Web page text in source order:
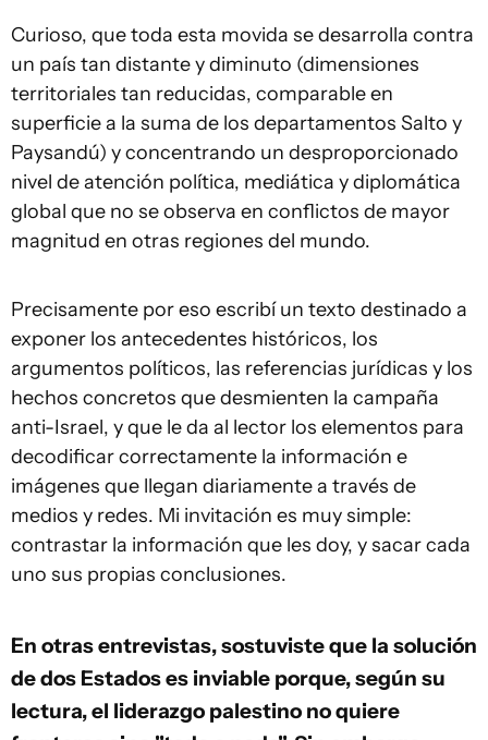
Curioso, que toda esta movida se desarrolla contra
un país tan distante y diminuto (dimensiones
territoriales tan reducidas, comparable en
superficie a la suma de los departamentos Salto y
Paysandú) y concentrando un desproporcionado
nivel de atención política, mediática y diplomática
global que no se observa en conflictos de mayor
magnitud en otras regiones del mundo.
Precisamente por eso escribí un texto destinado a
exponer los antecedentes históricos, los
argumentos políticos, las referencias jurídicas y los
hechos concretos que desmienten la campaña
anti-Israel, y que le da al lector los elementos para
decodificar correctamente la información e
imágenes que llegan diariamente a través de
medios y redes. Mi invitación es muy simple:
contrastar la información que les doy, y sacar cada
uno sus propias conclusiones.
En otras entrevistas, sostuviste que la solución
de dos Estados es inviable porque, según su
lectura, el liderazgo palestino no quiere